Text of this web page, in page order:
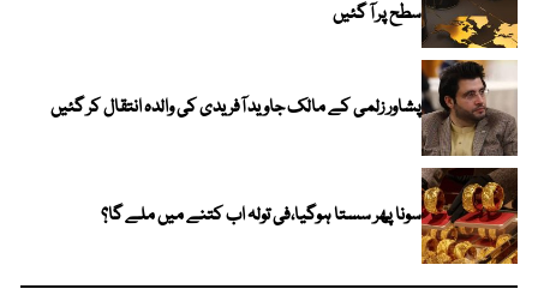
سطح پر آ گئیں
پشاور زلمی کے مالک جاوید آفریدی کی والدہ انتقال کر گئیں
سونا پھر سستا ہوگیا،فی تولہ اب کتنے میں ملے گا؟